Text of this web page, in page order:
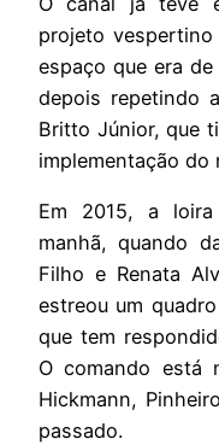
projeto
espaço que era
depois repetindo
Britto Júnior, que
implementação do
Em 2015, a
manhã, quando
Filho e Renata
estreou um
que tem
O comando está
Hickmann,
passado.